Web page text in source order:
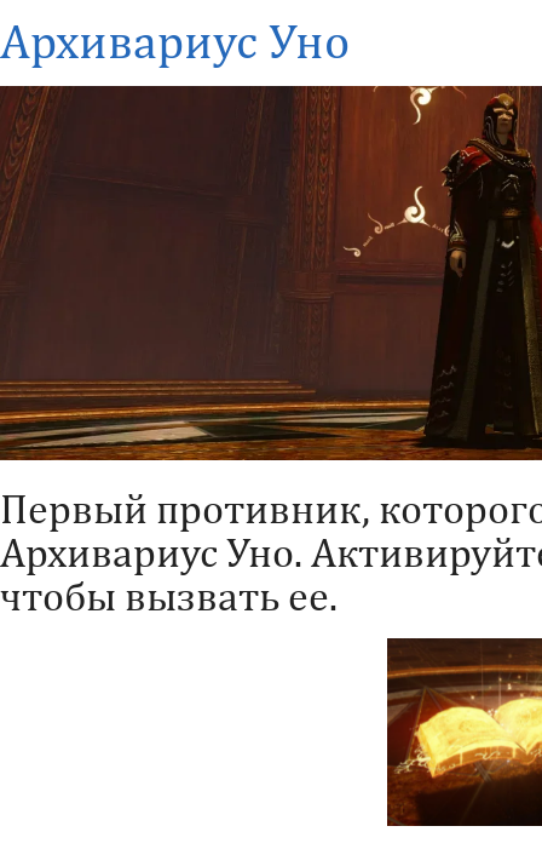
Архивариус Уно
Первый противник,
Архивариус Уно.
чтобы вызвать ее.